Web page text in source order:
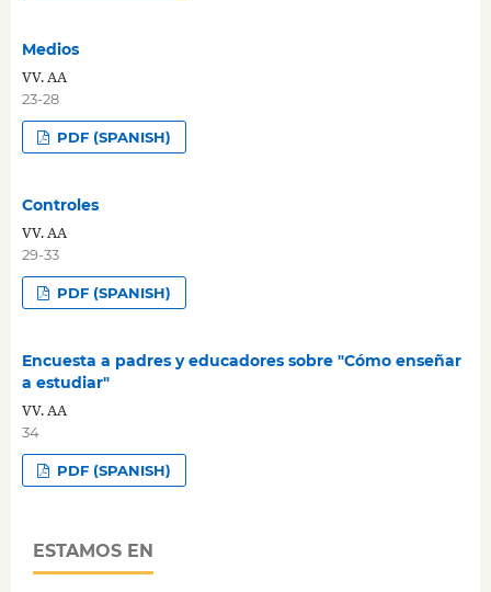
Medios
VV. AA
23-28
PDF (SPANISH)
Controles
VV. AA
29-33
PDF (SPANISH)
Encuesta a padres y educadores sobre "Cómo enseñar
a estudiar"
VV. AA
34
PDF (SPANISH)
ESTAMOS EN